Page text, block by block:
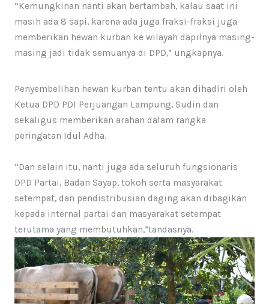
“Kemungkinan nanti akan bertambah, kalau saat ini
masih ada 8 sapi, karena ada juga fraksi-fraksi juga
memberikan hewan kurban ke wilayah dapilnya masing-
masing jadi tidak semuanya di DPD,” ungkapnya.
Penyembelihan hewan kurban tentu akan dihadiri oleh
Ketua DPD PDI Perjuangan Lampung, Sudin dan
sekaligus memberikan arahan dalam rangka
peringatan Idul Adha.
“Dan selain itu, nanti juga ada seluruh fungsionaris
DPD Partai, Badan Sayap, tokoh serta masyarakat
setempat, dan pendistribusian daging akan dibagikan
kepada internal partai dan masyarakat setempat
terutama yang membutuhkan,”tandasnya.